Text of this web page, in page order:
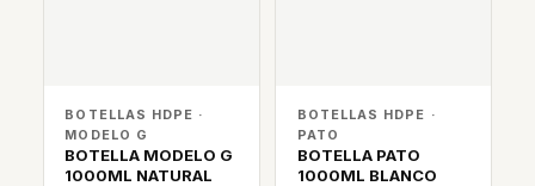
BOTELLAS HDPE ·
MODELO G
BOTELLA MODELO G
1000ML NATURAL
BOTELLAS HDPE ·
PATO
BOTELLA PATO
1000ML BLANCO